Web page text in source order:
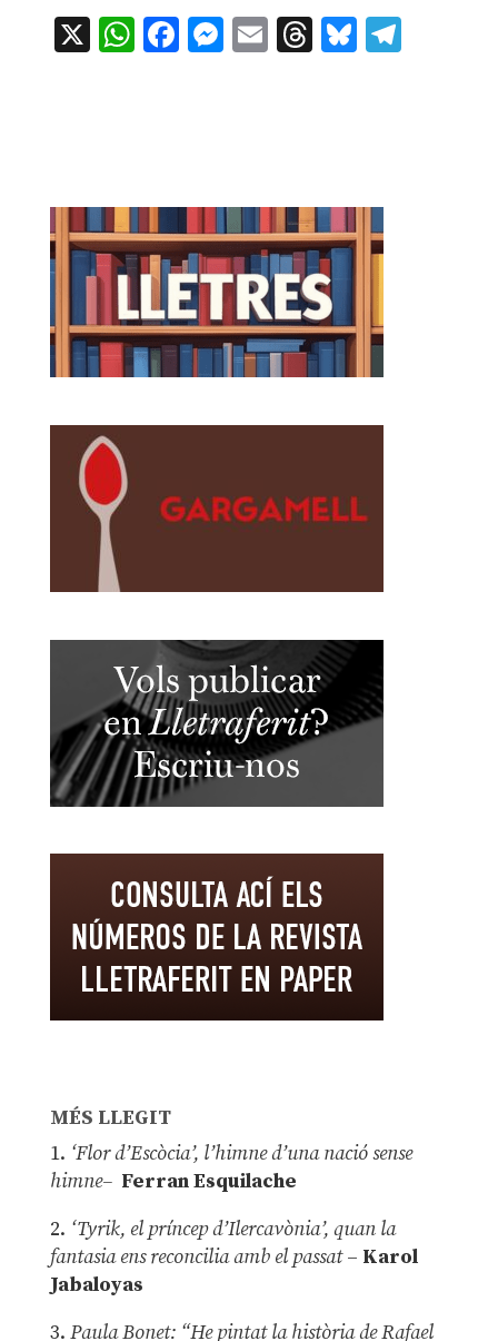
X WhatsApp
Facebook
Messenger
EmailThreads
Bluesky
MÉS LLEGIT
1. ‘Flor d’Escòcia’, l’himne d’una nació sense
himne– Ferran Esquilache
2. ‘Tyrik, el príncep d’Ilercavònia’, quan la
fantasia ens reconcilia amb el passat– Karol
Jabaloyas
3. Paula Bonet: “He pintat la història de Rafael